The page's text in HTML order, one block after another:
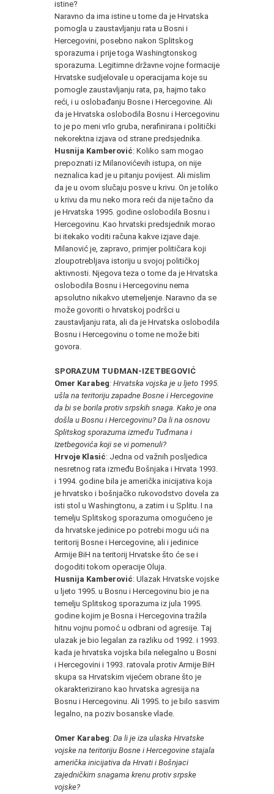
istine?
Naravno da ima istine u tome da je Hrvatska
pomogla u zaustavljanju rata u Bosni i
Hercegovini, posebno nakon Splitskog
sporazuma i prije toga Washingtonskog
sporazuma. Legitimne državne vojne formacije
Hrvatske sudjelovale u operacijama koje su
pomogle zaustavljanju rata, pa, hajmo tako
reći, i u oslobađanju Bosne i Hercegovine. Ali
da je Hrvatska oslobodila Bosnu i Hercegovinu
to je po meni vrlo gruba, nerafinirana i politički
nekorektna izjava od strane predsjednika.
Husnija Kamberović: Koliko sam mogao
prepoznati iz Milanovićevih istupa, on nije
neznalica kad je u pitanju povijest. Ali mislim
da je u ovom slučaju posve u krivu. On je toliko
u krivu da mu neko mora reći da nije tačno da
je Hrvatska 1995. godine oslobodila Bosnu i
Hercegovinu. Kao hrvatski predsjednik morao
bi itekako voditi računa kakve izjave daje.
Milanović je, zapravo, primjer političara koji
zloupotrebljava istoriju u svojoj političkoj
aktivnosti. Njegova teza o tome da je Hrvatska
oslobodila Bosnu i Hercegovinu nema
apsolutno nikakvo utemeljenje. Naravno da se
može govoriti o hrvatskoj podršci u
zaustavljanju rata, ali da je Hrvatska oslobodila
Bosnu i Hercegovinu o tome ne može biti
govora.
SPORAZUM TUĐMAN-IZETBEGOVIĆ
Omer Karabeg: Hrvatska vojska je u ljeto 1995.
ušla na teritoriju zapadne Bosne i Hercegovine
da bi se borila protiv srpskih snaga. Kako je ona
došla u Bosnu i Hercegovinu? Da li na osnovu
Splitskog sporazuma između Tuđmana i
Izetbegovića koji se vi pomenuli?
Hrvoje Klasić: Jedna od važnih posljedica
nesretnog rata između Bošnjaka i Hrvata 1993.
i 1994. godine bila je američka inicijativa koja
je hrvatsko i bošnjačko rukovodstvo dovela za
isti stol u Washingtonu, a zatim i u Splitu. I na
temelju Splitskog sporazuma omogućeno je
da hrvatske jedinice po potrebi mogu ući na
teritorij Bosne i Hercegovine, ali i jedinice
Armije BiH na teritorij Hrvatske što će se i
dogoditi tokom operacije Oluja.
Husnija Kamberović: Ulazak Hrvatske vojske
u ljeto 1995. u Bosnu i Hercegovinu bio je na
temelju Splitskog sporazuma iz jula 1995.
godine kojim je Bosna i Hercegovina tražila
hitnu vojnu pomoć u odbrani od agresije. Taj
ulazak je bio legalan za razliku od 1992. i 1993.
kada je hrvatska vojska bila nelegalno u Bosni
i Hercegovini i 1993. ratovala protiv Armije BiH
skupa sa Hrvatskim vijećem obrane što je
okarakterizirano kao hrvatska agresija na
Bosnu i Hercegovinu. Ali 1995. to je bilo sasvim
legalno, na poziv bosanske vlade.
Omer Karabeg: Da li je iza ulaska Hrvatske
vojske na teritoriju Bosne i Hercegovine stajala
američka inicijativa da Hrvati i Bošnjaci
zajedničkim snagama krenu protiv srpske
vojske?